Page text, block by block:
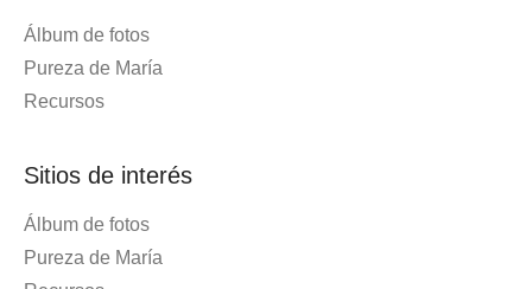
Álbum de fotos
Pureza de María
Recursos
Sitios de interés
Álbum de fotos
Pureza de María